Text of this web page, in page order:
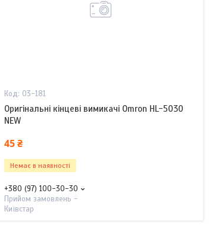
03-181
Оригінальні кінцеві вимикачі Omron HL-5030
NEW
45 ₴
Немає в наявності
+380 (97) 100-30-30
Прийом замовлень -
Київстар